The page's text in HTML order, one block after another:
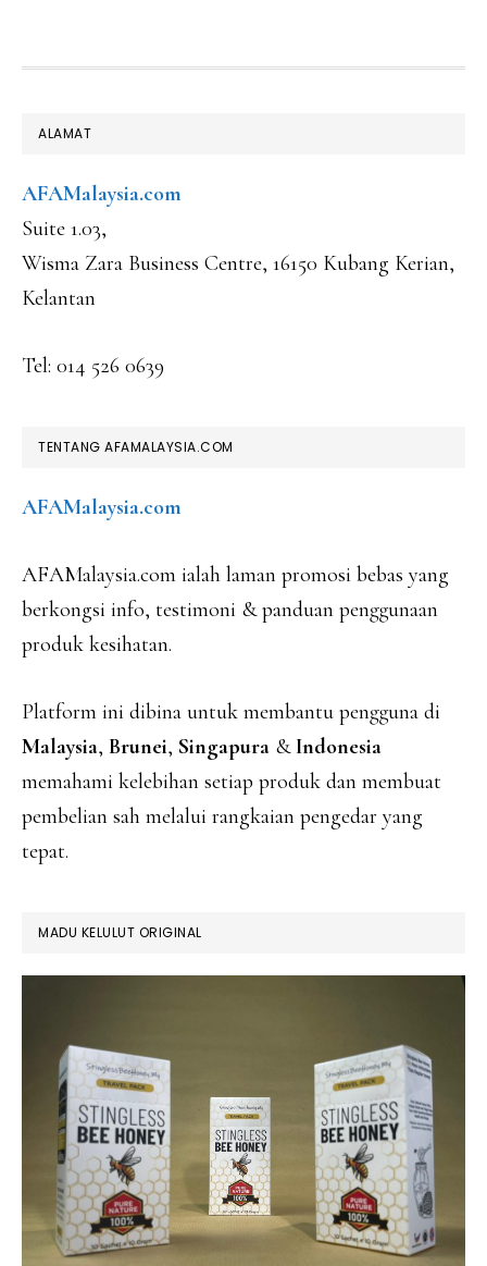
FOOTER
ALAMAT
AFAMalaysia.com
Suite 1.03,
Wisma Zara Business Centre, 16150 Kubang Kerian,
Kelantan
Tel: 014 526 0639
TENTANG AFAMALAYSIA.COM
AFAMalaysia.com
AFAMalaysia.com ialah laman promosi bebas yang
berkongsi info, testimoni & panduan penggunaan
produk kesihatan.
Platform ini dibina untuk membantu pengguna di
Malaysia, Brunei, Singapura &Indonesia
memahami kelebihan setiap produk dan membuat
pembelian sah melalui rangkaian pengedar yang
tepat.
MADU KELULUT ORIGINAL